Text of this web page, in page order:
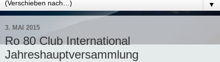
▼
3. MAI 2015
Ro 80 Club International
Jahreshauptversammlung